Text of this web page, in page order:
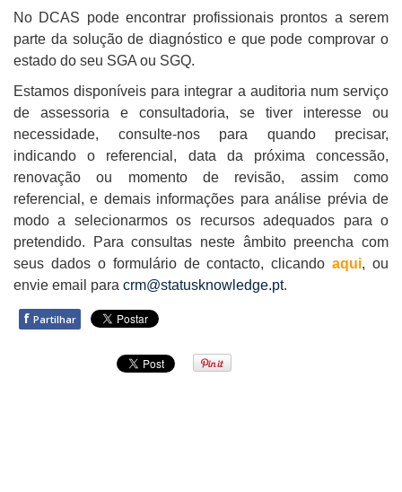
No DCAS pode encontrar profissionais prontos a serem
parte da solução de diagnóstico e que pode comprovar o
estado do seu SGA ou SGQ.
Estamos disponíveis para integrar a auditoria num serviço
de assessoria e consultadoria, se tiver interesse ou
necessidade, consulte-nos para quando precisar,
indicando o referencial, data da próxima concessão,
renovação ou momento de revisão, assim como
referencial, e demais informações para análise prévia de
modo a selecionarmos os recursos adequados para o
pretendido. Para consultas neste âmbito preencha com
seus dados o formulário de contacto, clicandoaqui, ou
envie email para crm@statusknowledge.pt.
f Partilhar